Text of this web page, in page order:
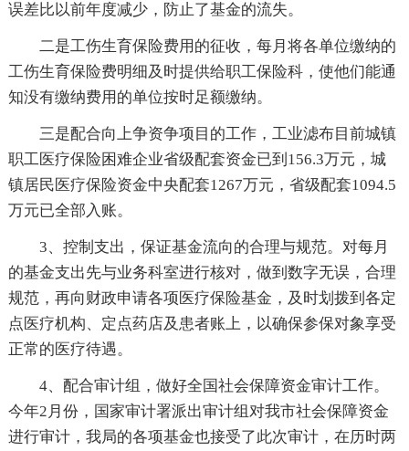
误差比以前年度减少，防止了基金的流失。
二是工伤生育保险费用的征收，每月将各单位缴纳的
工伤生育保险费明细及时提供给职工保险科，使他们能通
知没有缴纳费用的单位按时足额缴纳。
三是配合向上争资争项目的工作，工业滤布目前城镇
职工医疗保险困难企业省级配套资金已到156.3万元，城
镇居民医疗保险资金中央配套1267万元，省级配套1094.5
万元已全部入账。
3、控制支出，保证基金流向的合理与规范。对每月
的基金支出先与业务科室进行核对，做到数字无误，合理
规范，再向财政申请各项医疗保险基金，及时划拨到各定
点医疗机构、定点药店及患者账上，以确保参保对象享受
正常的医疗待遇。
4、配合审计组，做好全国社会保障资金审计工作。
今年2月份，国家审计署派出审计组对我市社会保障资金
进行审计，我局的各项基金也接受了此次审计，在历时两